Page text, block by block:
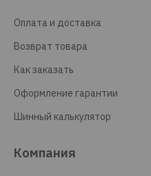
Оплата и доставка
Возврат товара
Как заказать
Оформление гарантии
Шинный калькулятор
Компания